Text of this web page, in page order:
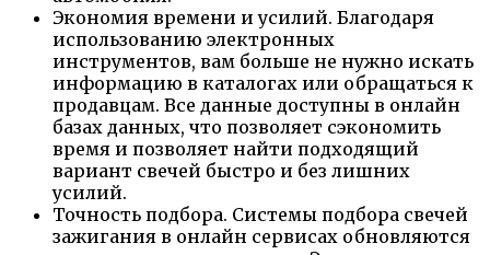
Экономия времени и усилий. Благодаря
использованию электронных
инструментов, вам больше не нужно искать
информацию в каталогах или обращаться к
продавцам. Все данные доступны в онлайн
базах данных, что позволяет сэкономить
время и позволяет найти подходящий
вариант свечей быстро и без лишних
усилий.
Точность подбора. Системы подбора свечей
зажигания в онлайн сервисах обновляются